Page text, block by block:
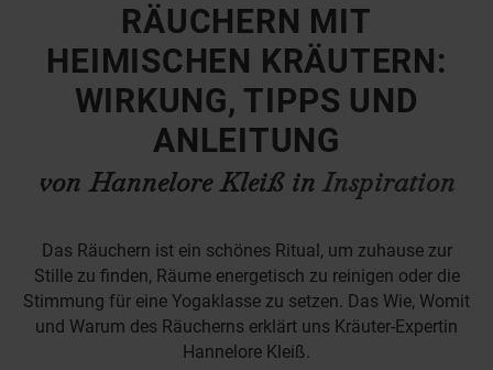
RÄUCHERN MIT
HEIMISCHEN KRÄUTERN:
WIRKUNG, TIPPS UND
ANLEITUNG
von Hannelore Kleiß inInspiration
Das Räuchern ist ein schönes Ritual, um zuhause zur
Stille zu finden, Räume energetisch zu reinigen oder die
Stimmung für eine Yogaklasse zu setzen. Das Wie, Womit
und Warum des Räucherns erklärt uns Kräuter-Expertin
Hannelore Kleiß.